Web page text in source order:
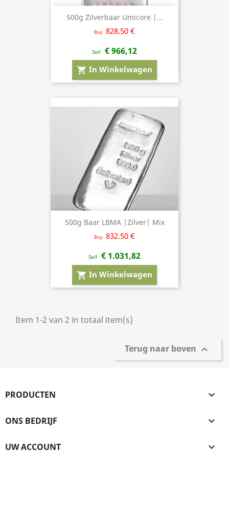
500g Zilverbaar Umicore |...
Buy 828.50 €
Sell € 966,12
shopping_cart In Winkelwagen
500g Baar LBMA |Zilver| Mix
Buy 832.50 €
Sell € 1.031,82
shopping_cart In Winkelwagen
Item 1-2 van 2 in totaal item(s)
Terug naar boven 
PRODUCTEN 
ONS BEDRIJF 
UW ACCOUNT 